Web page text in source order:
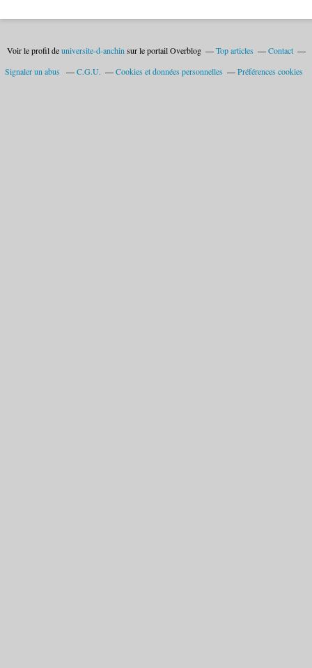
Voir le profil deuniversite-d-anchin sur le portail Overblog Top articles
Contact
Signaler un abus
C.G.U. Cookies et données personnelles Préférences cookies